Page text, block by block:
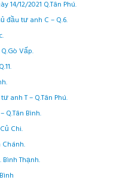
14/12/2021 Q.Tân Phú.
đầu tư anh C – Q.6.
Vấp.
anh T – Q.Tân Phú.
Q.Tân Bình.
Chi.
Chánh.
Thạnh.